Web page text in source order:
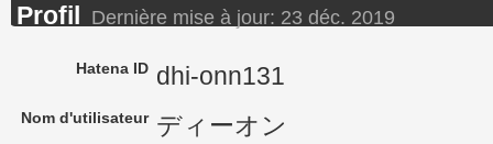
Profil Dernière mise à jour: 23 déc. 2019
Hatena ID dhi-onn131
Nom d'utilisateur ディーオン